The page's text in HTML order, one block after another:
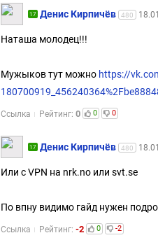
17 Денис Кирпичёв 480
Наташа молодец!!!
Мужыков тут можно https://
Ссылка Рейтинг: 0 0 0
17 Денис Кирпичёв 480
Или с VPN на nrk.no или svt.se
По впну видимо гайд нужен
Ссылка Рейтинг: -2 0 -2